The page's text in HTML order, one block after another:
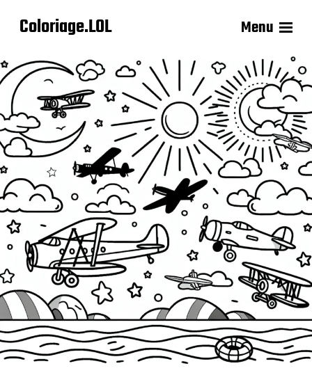
Coloriage.LOL Menu